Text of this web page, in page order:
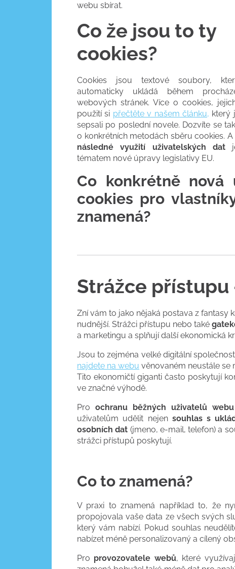
webu sbírat.
Co že jsou to ty
cookies?
Cookies jsou textové soubory,
automaticky ukládá během
webových stránek. Více o cookies,
použití si přečtěte v našem článku, který
sepsali po poslední novele. Dozvíte se
o konkrétních metodách sběru cookies.
následné využití uživatelských dat
tématem nové úpravy legislativy EU.
Co konkrétně nová
cookies pro
znamená?
Strážce
Zní vám to jako nějaká postava z fantasy
nudnější. Strážci přístupu nebo také
a marketingu a splňují další ekonomická
Jsou to zejména velké digitální
najdete na webu věnovaném neustále se
Tito ekonomičtí giganti často poskytují
ve značné výhodě.
Pro ochranu běžných uživatelů webu
uživatelům udělit nejen souhlas s
osobních dat (jmeno, e-mail, telefon) a
strážci přístupů poskytují.
Co to znamená?
V praxi to znamená například to, že
propojovala vaše data ze všech svých
který vám nabízí. Pokud souhlas
nabízet méně personalizovaný a cílený
Pro provozovatele webů, které